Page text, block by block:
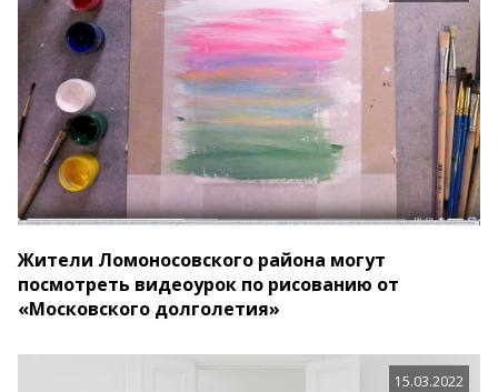
Жители Ломоносовского района могут
посмотреть видеоурок по рисованию от
«Московского долголетия»
15.03.2022